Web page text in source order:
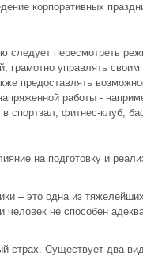
корпоративных
следует пересмотреть
грамотно управлять своим
предоставлять
работы -
спортзал, фитнес-клуб,
на подготовку и
– это одна из
человек не способен
страх. Существует два